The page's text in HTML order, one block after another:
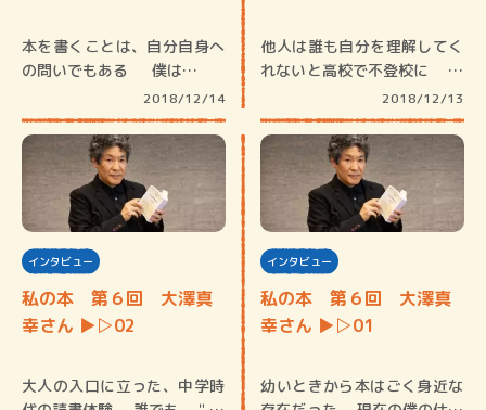
本を書くことは、自分自身へ
の問いでもある 僕は…
2018/12/14
他人は誰も自分を理解してく
れないと高校で不登校に 僕
2018/12/13
インタビュー
私の本 第６回 大澤真
幸さん ▶︎▷02
大人の入口に立った、中学時
インタビュー
私の本 第６回 大澤真
幸さん ▶︎▷01
幼いときから本はごく身近な